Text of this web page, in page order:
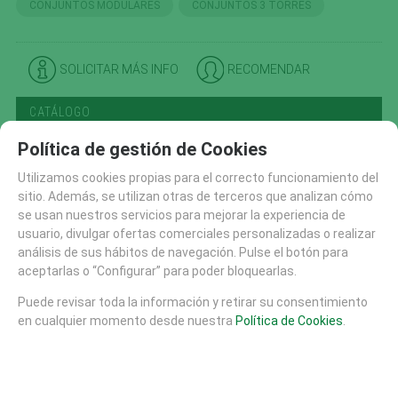
CONJUNTOS MODULARES CONJUNTOS 3 TORRES
SOLICITAR MÁS INFO RECOMENDAR
CATÁLOGO
CONJUNTOS MODULARES (207)
CONJUNTOS 1 TORRE (80)
CONJUNTOS 2 TORRES (47)
CONJUNTOS 3 TORRES (46)
CONJUNTOS + 4 TORRES (44)
PANELES Y DIDACTICOS (59)
TOBOGANES (89)
Política de gestión de Cookies
Utilizamos cookies propias para el correcto funcionamiento del
sitio. Además, se utilizan otras de terceros que analizan cómo
se usan nuestros servicios para mejorar la experiencia de
usuario, divulgar ofertas comerciales personalizadas o realizar
análisis de sus hábitos de navegación. Pulse el botón para
aceptarlas o “Configurar” para poder bloquearlas.
Puede revisar toda la información y retirar su consentimiento
en cualquier momento desde nuestra Política de Cookies